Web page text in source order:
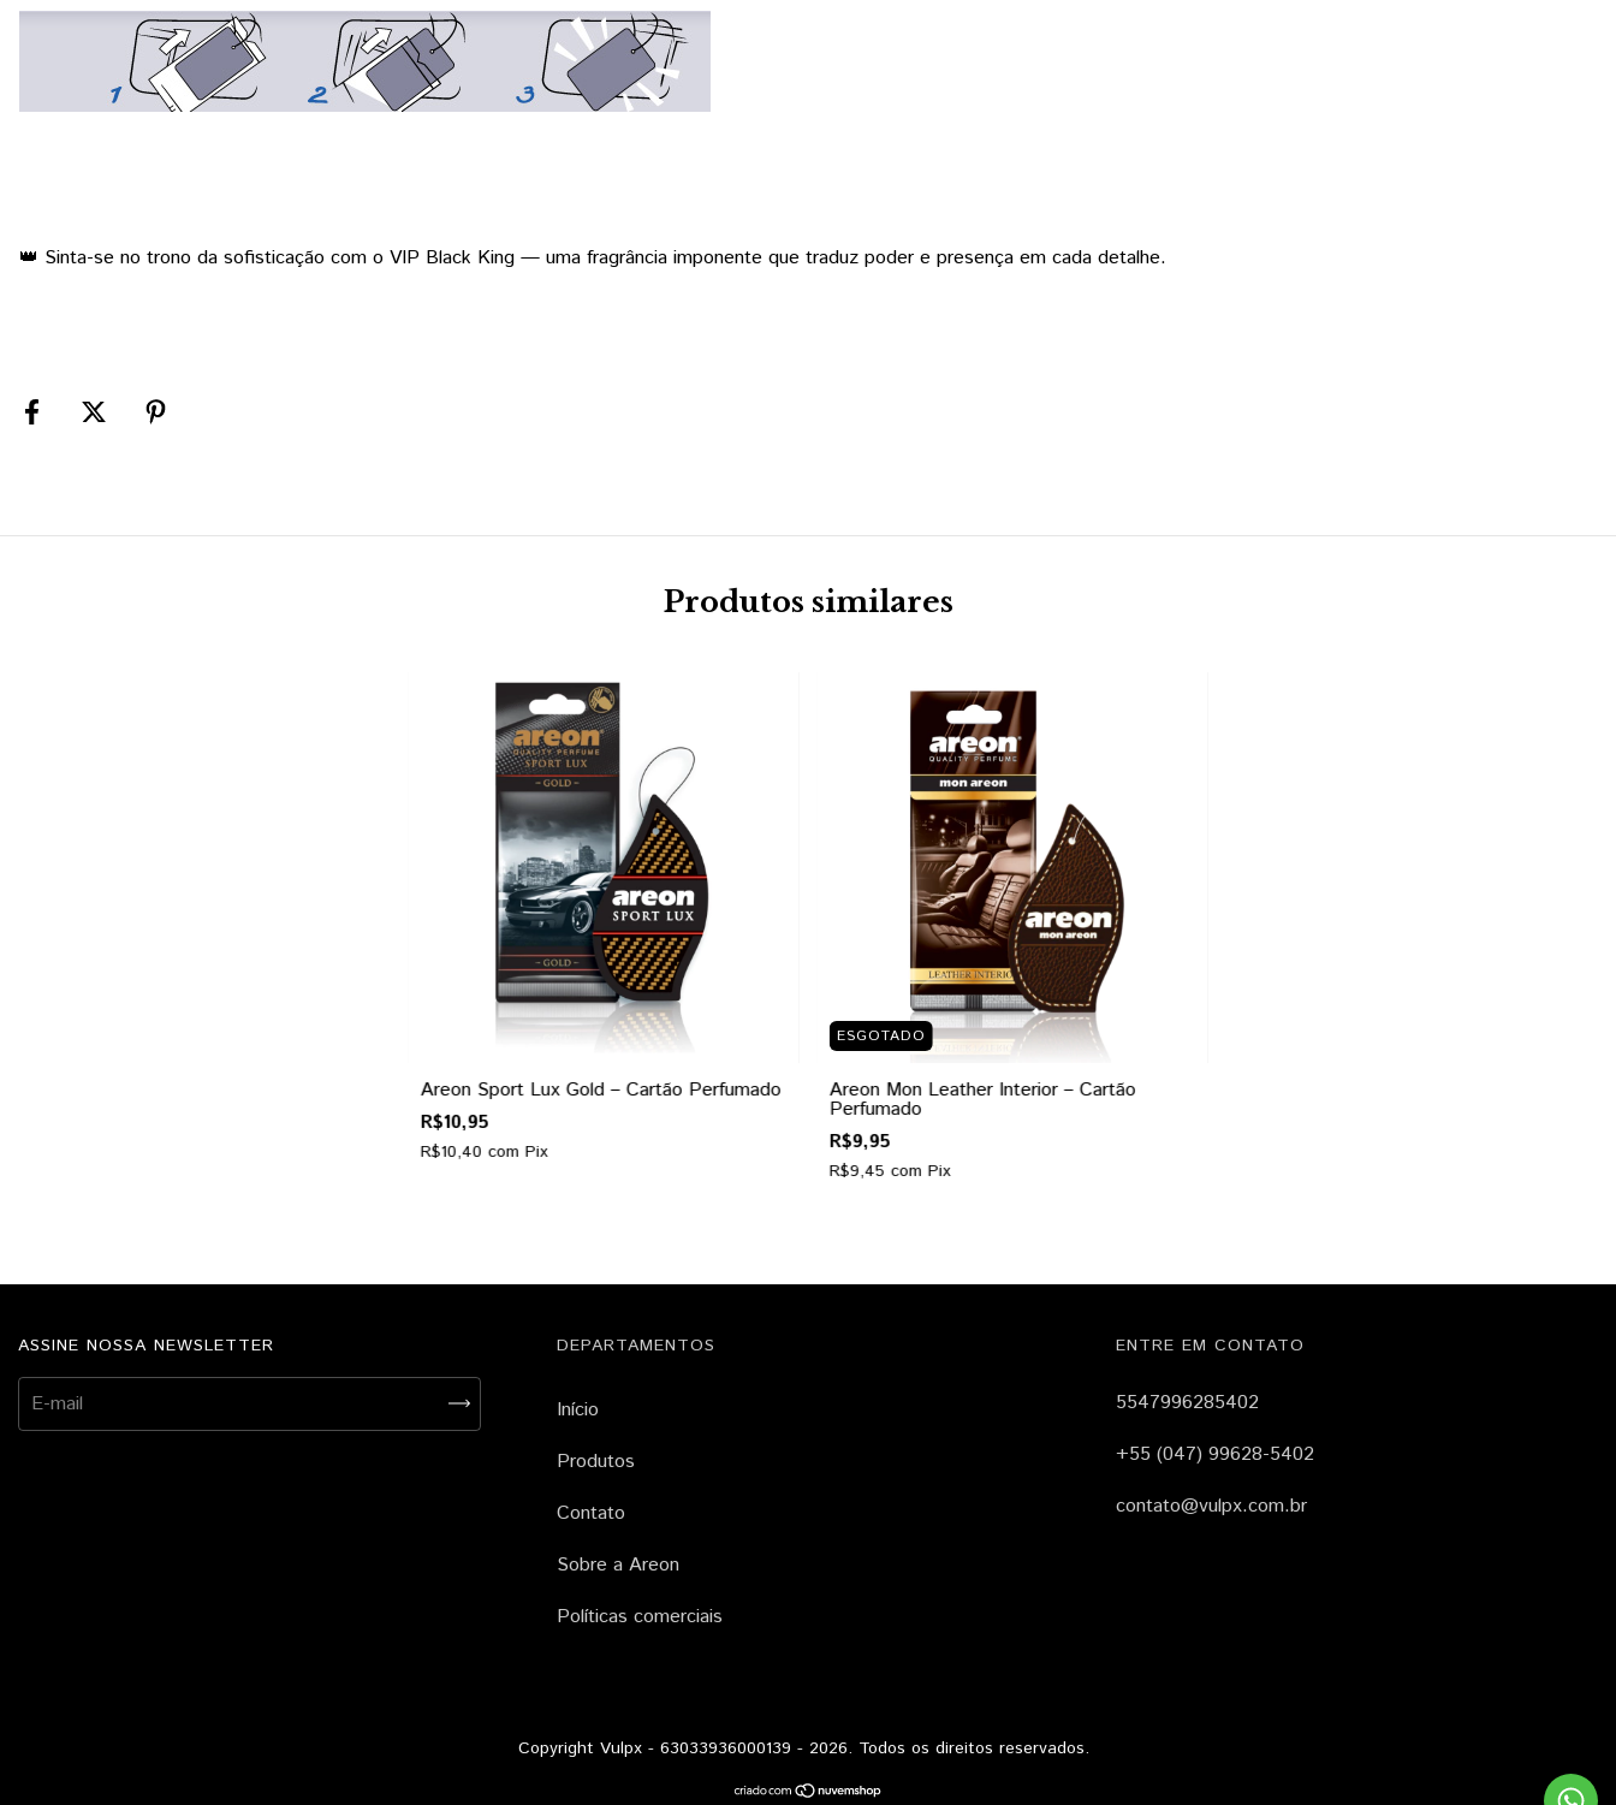
👑 Sinta-se no trono da sofisticação com o VIP Black King — uma fragrância imponente que traduz poder e presença em cada detalhe.
Produtos similares
Areon Sport Lux Gold – Cartão Perfumado
R$10,95
R$10,40 com Pix
ESGOTADO
Areon Mon Leather Interior – Cartão
Perfumado
R$9,95
R$9,45 com Pix
ASSINE NOSSA NEWSLETTER DEPARTAMENTOS
Início
Produtos
Contato
Sobre a Areon
Políticas comerciais
ENTRE EM CONTATO
5547996285402
+55 (047) 99628-5402
contato@vulpx.com.br
Copyright Vulpx - 63033936000139 - 2026. Todos os direitos reservados.